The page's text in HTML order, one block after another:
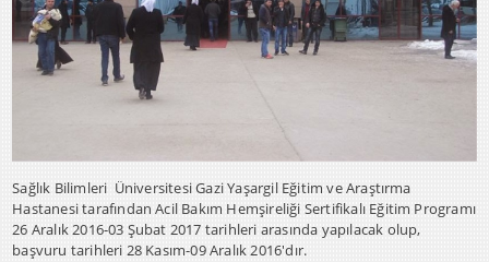
Sağlık Bilimleri Üniversitesi Gazi Yaşargil Eğitim ve Araştırma
Hastanesi tarafından Acil Bakım Hemşireliği Sertifikalı Eğitim Programı
26 Aralık 2016-03 Şubat 2017 tarihleri arasında yapılacak olup,
başvuru tarihleri 28 Kasım-09 Aralık 2016'dır.